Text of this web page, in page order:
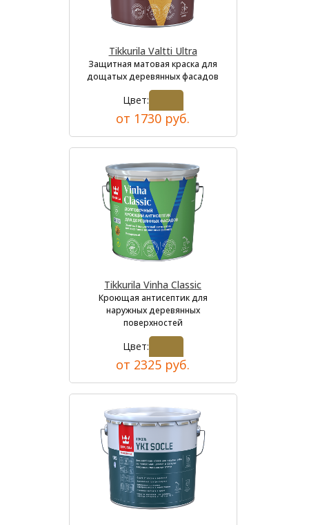
Tikkurila Valtti Ultra
Защитная матовая краска для
дощатых деревянных фасадов
Цвет:
от 1730 руб.
Tikkurila Vinha Classic
Кроющая антисептик для
наружных деревянных
поверхностей
Цвет:
от 2325 руб.